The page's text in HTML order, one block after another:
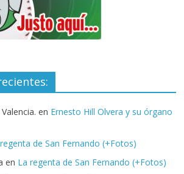
en Ernesto Hill Olvera y su órgano
de San Fernando (+Fotos)
en La regenta de San Fernando (+Fotos)